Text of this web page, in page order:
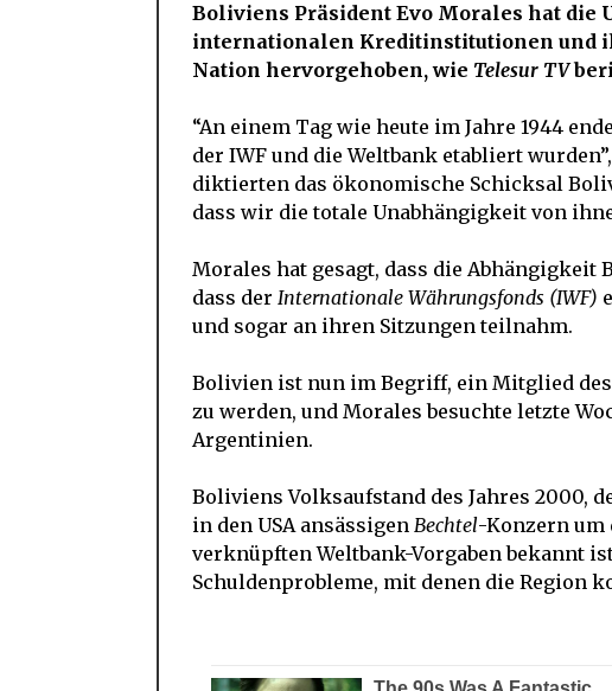
Boliviens Präsident Evo Morales hat
internationalen Kreditinstitutionen und
Nation hervorgehoben, wie Telesur TV
“An einem Tag wie heute im Jahre 1944
der IWF und die Weltbank etabliert
diktierten das ökonomische Schicksal
dass wir die totale Unabhängigkeit von
Morales hat gesagt, dass die
dass der Internationale Währungsfonds (IWF)
und sogar an ihren Sitzungen teilnahm.
Bolivien ist nun im Begriff, ein Mitglied
zu werden, und Morales besuchte letzte
Argentinien.
Boliviens Volksaufstand des Jahres 2000,
in den USA ansässigen Bechtel-Konzern um
verknüpften Weltbank-Vorgaben bekannt
Schuldenprobleme, mit denen die Region